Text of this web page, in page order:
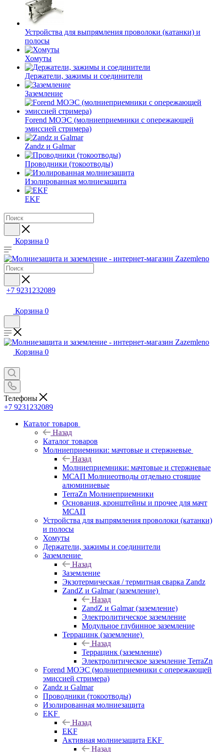
Устройства для выпрямления проволоки (катанки) и
полосы
Хомуты
Держатели, зажимы и соединители
Заземление
Forend МОЭС (молниеприемники с опережающей
эмиссией стримера)
Zandz и Galmar
Проводники (токоотводы)
Изолированная молниезащита
EKF
Корзина 0
+7 9231232089
Корзина 0
Корзина 0
Телефоны
+7 9231232089
Каталог товаров
Назад
Каталог товаров
Молниеприемники: мачтовые и стержневые
Назад
Молниеприемники: мачтовые и стержневые
МСАП Молниеотводы отдельно стоящие
алюминиевые
TerraZn Молниеприемники
Основания, кронштейны и прочее для мачт
МСАП
Устройства для выпрямления проволоки (катанки)
и полосы
Хомуты
Держатели, зажимы и соединители
Заземление
Назад
Заземление
Экзотермическая / термитная сварка Zandz
ZandZ и Galmar (заземление)
Назад
ZandZ и Galmar (заземление)
Электролитическое заземление
Модульное глубинное заземление
Террацинк (заземление)
Назад
Террацинк (заземление)
Электролитическое заземление TerraZn
Forend МОЭС (молниеприемники с опережающей
эмиссией стримера)
Zandz и Galmar
Проводники (токоотводы)
Изолированная молниезащита
EKF
Назад
EKF
Активная молниезащита EKF
Назад